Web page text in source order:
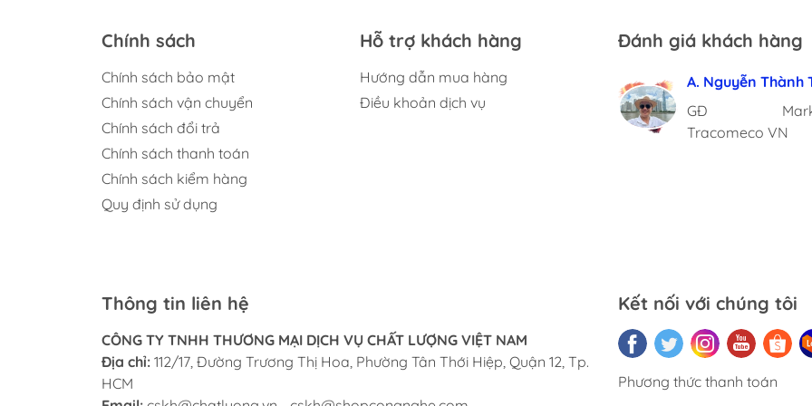
Chính sách
Chính sách bảo mật
Chính sách vận chuyển
Chính sách đổi trả
Chính sách thanh toán
Chính sách kiểm hàng
Quy định sử dụng
Hỗ trợ khách hàng
Hướng dẫn mua hàng
Điều khoản dịch vụ
Đánh giá khách hàng
C. Vũ Ngọc Yến
GĐ Tropical
Spa
A. Nguyễn Thành
GĐ
Tracomeco VN
C. Cẩm Nhung
TBM NH IUH
Trưởng Phòng IT
ThS. Phạm Ngọc
Viện phó Viện
Dục
Thông tin liên hệ
CÔNG TY TNHH THƯƠNG MẠI DỊCH VỤ CHẤT LƯỢNG VIỆT NAM
Địa chỉ: 112/17, Đường Trương Thị Hoa, Phường Tân Thới Hiệp, Quận 12, Tp.
HCM
Kết nối với chúng tôi
Phương thức thanh toán